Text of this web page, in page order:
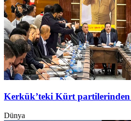
Kerkük’teki Kürt
Dünya